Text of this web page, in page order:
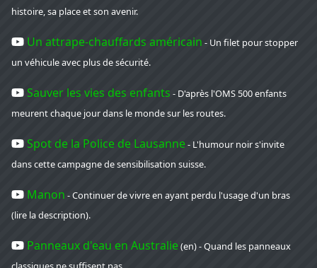
histoire, sa place et son avenir.
Un attrape-chauffards américain - Un filet pour stopper
un véhicule avec plus de sécurité.
Sauver les vies des enfants - D'après l'OMS 500 enfants
meurent chaque jour dans le monde sur les routes.
Spot de la Police de Lausanne- L'humour noir s'invite
dans cette campagne de sensibilisation suisse.
Manon - Continuer de vivre en ayant perdu l'usage d'un bras
(lire la description).
Panneaux d'eau en Australie(en) - Quand les panneaux